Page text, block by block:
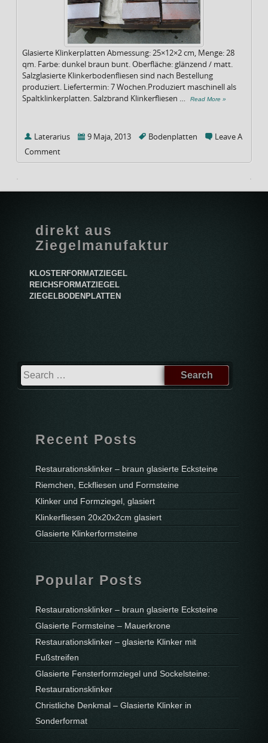
Glasierte Klinkerplatten Abmessung: 25×12×2 cm, Menge: 28
qm. Farbe: dunkel braun bunt. Oberfläche: glänzend / matt.
Salzglasierte Klinkerbodenfliesen sind nach Bestellung
produziert. Liefertermin: 7 Wochen.Produziert maschinell als
Spaltklinkerplatten. Salzbrand Klinkerfliesen …
Read More »
Laterarius 9 Maja, 2013 Bodenplatten
Leave A
Comment
direkt aus
Ziegelmanufaktur
KLOSTERFORMATZIEGEL
REICHSFORMATZIEGEL
ZIEGELBODENPLATTEN
Recent Posts
Restaurationsklinker – braun glasierte Ecksteine
Riemchen, Eckfliesen und Formsteine
Klinker und Formziegel, glasiert
Klinkerfliesen 20x20x2cm glasiert
Glasierte Klinkerformsteine
Popular Posts
Restaurationsklinker – braun glasierte Ecksteine
Glasierte Formsteine – Mauerkrone
Restaurationsklinker – glasierte Klinker mit
Fußstreifen
Glasierte Fensterformziegel und Sockelsteine:
Restaurationsklinker
Christliche Denkmal – Glasierte Klinker in
Sonderformat